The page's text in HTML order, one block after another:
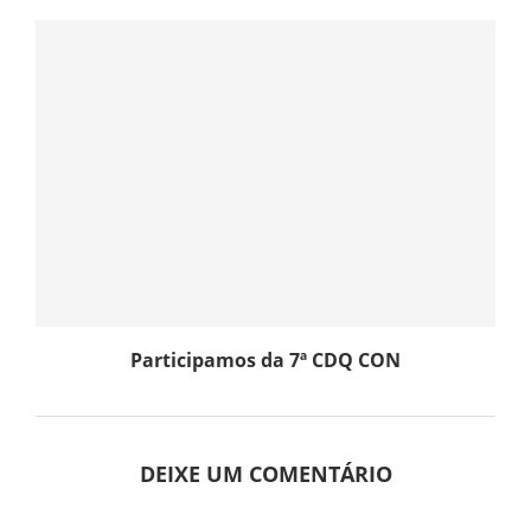
Participamos da 7ª CDQ CON
DEIXE UM COMENTÁRIO